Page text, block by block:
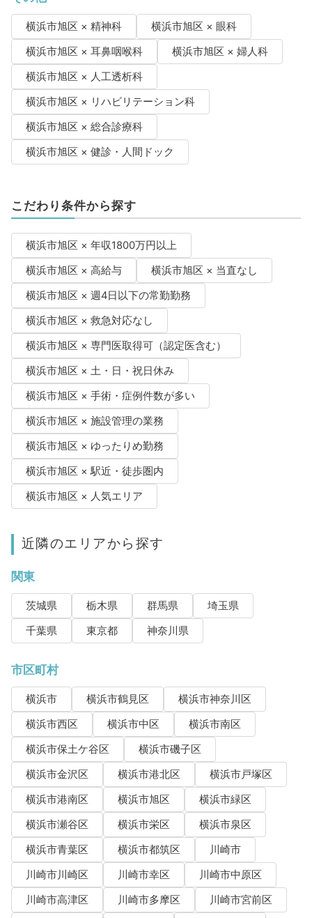
横浜市旭区 × 精神科
横浜市旭区 × 眼科
横浜市旭区 × 耳鼻咽喉科
横浜市旭区 × 婦人科
横浜市旭区 × 人工透析科
横浜市旭区 × リハビリテーション科
横浜市旭区 × 総合診療科
横浜市旭区 × 健診・人間ドック
こだわり条件から探す
横浜市旭区 × 年収1800万円以上
横浜市旭区 × 高給与
横浜市旭区 × 当直なし
横浜市旭区 × 週4日以下の常勤勤務
横浜市旭区 × 救急対応なし
横浜市旭区 × 専門医取得可（認定医含む）
横浜市旭区 × 土・日・祝日休み
横浜市旭区 × 手術・症例件数が多い
横浜市旭区 × 施設管理の業務
横浜市旭区 × ゆったりめ勤務
横浜市旭区 × 駅近・徒歩圏内
横浜市旭区 × 人気エリア
近隣のエリアから探す
関東
茨城県 栃木県 群馬県
埼玉県
千葉県
東京都 神奈川県
市区町村
横浜市 横浜市鶴見区
横浜市神奈川区
横浜市西区
横浜市中区
横浜市南区
横浜市保土ケ谷区
横浜市磯子区
横浜市金沢区
横浜市港北区
横浜市戸塚区
横浜市港南区
横浜市旭区
横浜市緑区
横浜市瀬谷区
横浜市栄区
横浜市泉区
横浜市青葉区
横浜市都筑区
川崎市
川崎市川崎区
川崎市幸区
川崎市中原区
川崎市高津区
川崎市多摩区
川崎市宮前区